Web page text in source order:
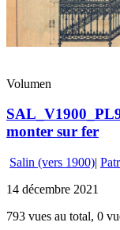
Volumen
monter sur fer
Salin (vers 1900)|
14 décembre 2021
793 vues au total, 0